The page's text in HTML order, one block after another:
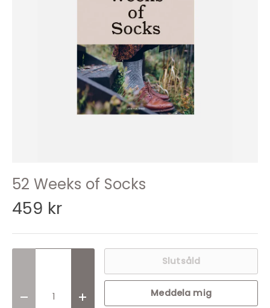
52 Weeks of Socks
459 kr
Translation missing:Translation missing:
Slutsåld
Meddela mig